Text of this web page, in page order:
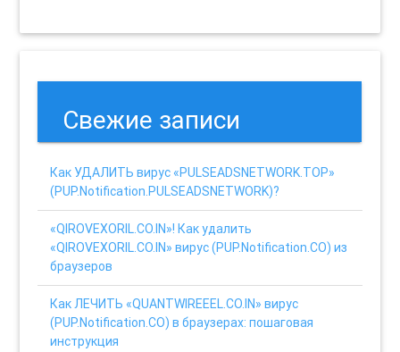
Свежие записи
Как УДАЛИТЬ вирус «PULSEADSNETWORK.TOP»
(PUP.Notification.PULSEADSNETWORK)?
«QIROVEXORIL.CO.IN»! Как удалить
«QIROVEXORIL.CO.IN» вирус (PUP.Notification.CO) из
браузеров
Как ЛЕЧИТЬ «QUANTWIREEEL.CO.IN» вирус
(PUP.Notification.CO) в браузерах: пошаговая
инструкция